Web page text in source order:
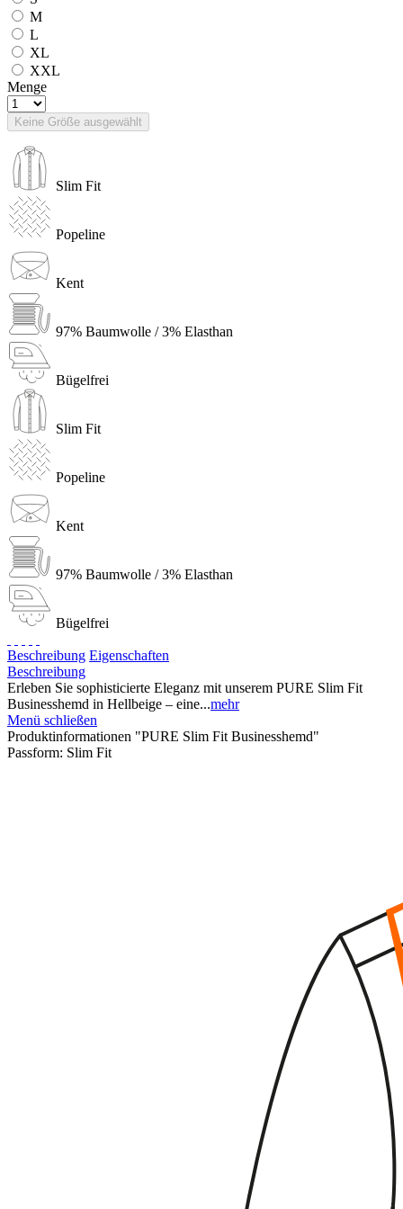
M
L
XL
XXL
Menge
Keine Größe ausgewählt
Slim Fit
Popeline
Kent
97% Baumwolle / 3% Elasthan
Bügelfrei
Slim Fit
Popeline
Kent
97% Baumwolle / 3% Elasthan
Bügelfrei
Beschreibung Eigenschaften
Beschreibung
Erleben Sie sophisticierte Eleganz mit unserem PURE Slim Fit
Businesshemd in Hellbeige – eine...mehr
Menü schließen
Produktinformationen "PURE Slim Fit Businesshemd"
Passform: Slim Fit